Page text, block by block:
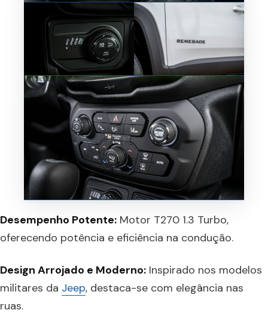
Desempenho Potente: Motor T270 1.3 Turbo,
oferecendo potência e eficiência na condução.
Design Arrojado e Moderno: Inspirado nos modelos
militares da Jeep, destaca-se com elegância nas
ruas.